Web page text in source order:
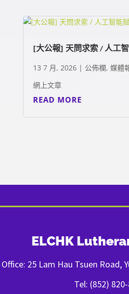
[大公報] 天問求索 / 人工
13 7 月, 2026| 公佈欄, 媒體
網上文章
READ MORE
ELCHK
Office: 25 Lam Hau Tsuen Road,
Tel: (852)